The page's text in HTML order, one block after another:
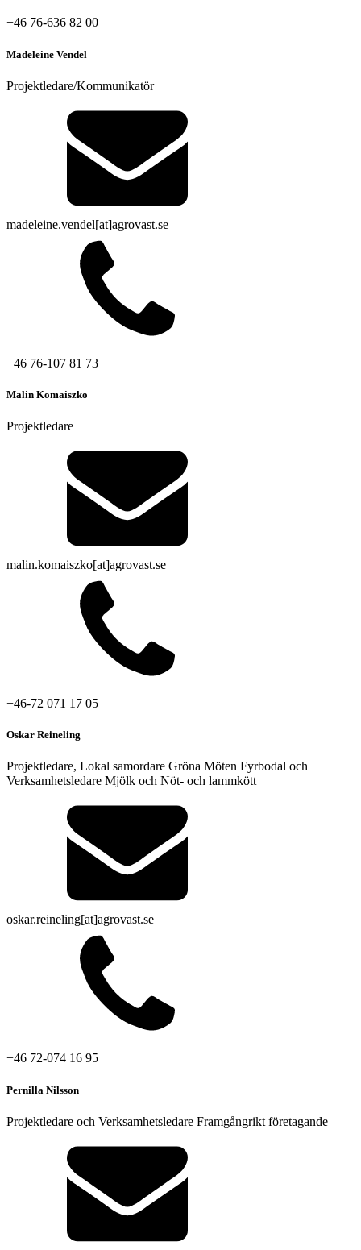
+46 76-636 82 00
Madeleine Vendel
Projektledare/Kommunikatör
madeleine.vendel[at]agrovast.se
+46 76-107 81 73
Malin Komaiszko
Projektledare
malin.komaiszko[at]agrovast.se
+46-72 071 17 05
Oskar Reineling
Projektledare, Lokal samordare Gröna Möten Fyrbodal och
Verksamhetsledare Mjölk och Nöt- och lammkött
oskar.reineling[at]agrovast.se
+46 72-074 16 95
Pernilla Nilsson
Projektledare och Verksamhetsledare Framgångrikt företagande